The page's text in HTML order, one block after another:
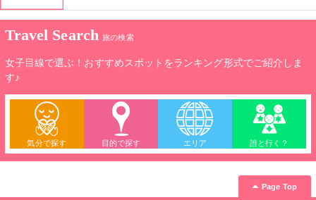
影して作品を持ち帰ることができる。国内外多くの方から支持
を受けており、様々なメディアに取り上げられている有名店。
Travel Search 旅の検索
女子目線で選ぶ！おすすめスポットをランキング形式でご紹介しま
す♪
気分で探す 目的で探す エリア 誰と行く？
Page Top